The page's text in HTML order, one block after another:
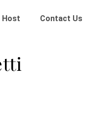
Host Contact Us